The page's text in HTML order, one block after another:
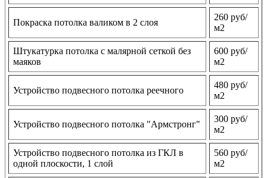
Покраска потолка валиком в 2 слоя
260 руб/
м2
Штукатурка потолка с малярной сеткой без
маяков
600 руб/
м2
Устройство подвесного потолка реечного
480 руб/
м2
Устройство подвесного потолка "Армстронг"
300 руб/
м2
Устройство подвесного потолка из ГКЛ в
одной плоскости, 1 слой
560 руб/
м2